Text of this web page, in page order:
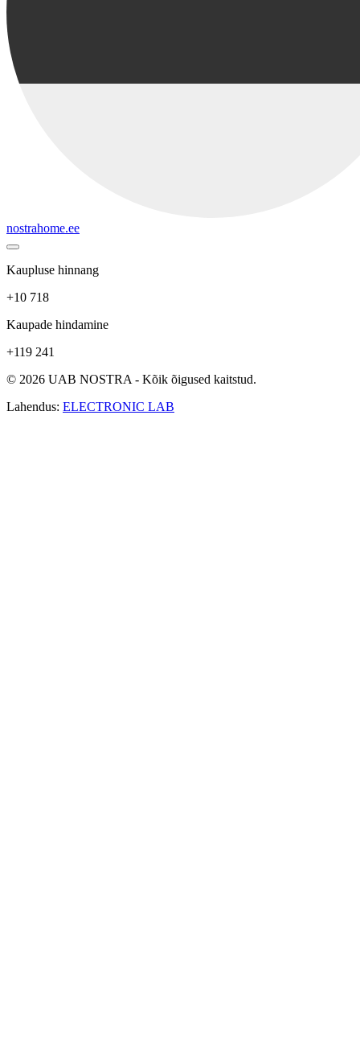
nostrahome.ee
Kaupluse hinnang
+10 718
Kaupade hindamine
+119 241
© 2026 UAB NOSTRA - Kõik õigused kaitstud.
Lahendus: ELECTRONIC LAB